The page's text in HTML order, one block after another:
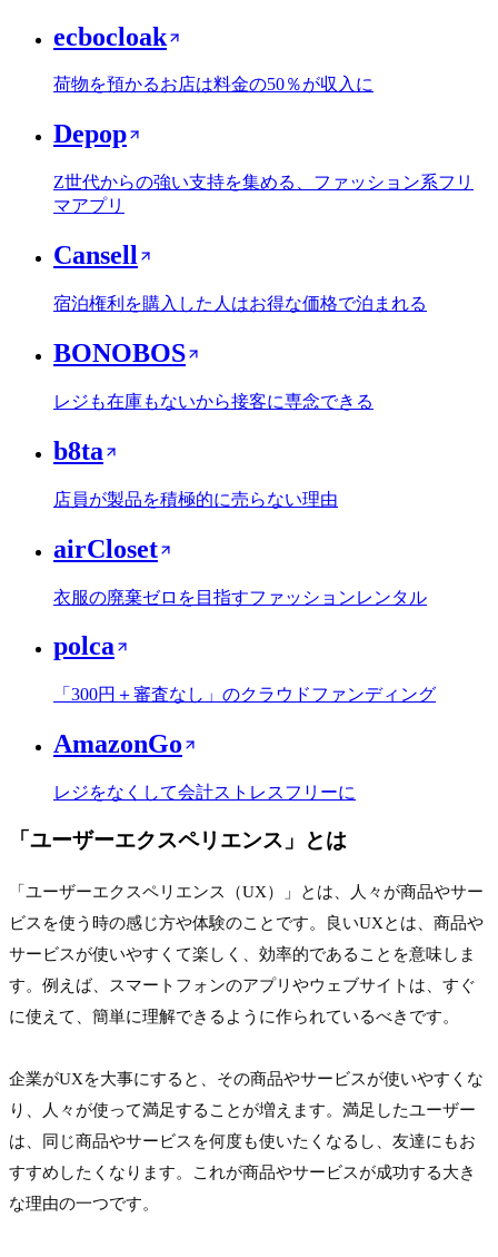
ecbocloak
荷物を預かるお店は料金の50％が収入に
Depop
Z世代からの強い支持を集める、ファッション系フリ
マアプリ
Cansell
宿泊権利を購入した人はお得な価格で泊まれる
BONOBOS
レジも在庫もないから接客に専念できる
b8ta
店員が製品を積極的に売らない理由
airCloset
衣服の廃棄ゼロを目指すファッションレンタル
polca
「300円＋審査なし」のクラウドファンディング
AmazonGo
レジをなくして会計ストレスフリーに
「ユーザーエクスペリエンス 」とは
「ユーザーエクスペリエンス（UX）」とは、人々が商品やサー
ビスを使う時の感じ方や体験のことです。良いUXとは、商品や
サービスが使いやすくて楽しく、効率的であることを意味しま
す。例えば、スマートフォンのアプリやウェブサイトは、すぐ
に使えて、簡単に理解できるように作られているべきです。
企業がUXを大事にすると、その商品やサービスが使いやすくな
り、人々が使って満足することが増えます。満足したユーザー
は、同じ商品やサービスを何度も使いたくなるし、友達にもお
すすめしたくなります。これが商品やサービスが成功する大き
な理由の一つです。